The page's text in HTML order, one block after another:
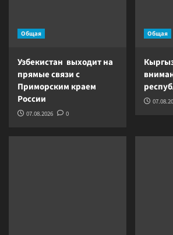
Общая
Узбекистан выходит на
прямые связи с
Приморским краем
России
07.08.2026 0
Общая